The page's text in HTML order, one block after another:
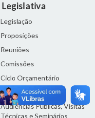
Legislativa
Legislação
Proposições
Reuniões
Comissões
Ciclo Orçamentário
Homenagens
Audiências Públicas, Visitas
Técnicas e Seminários